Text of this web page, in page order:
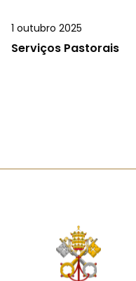
1 outubro 2025
Serviços Pastorais